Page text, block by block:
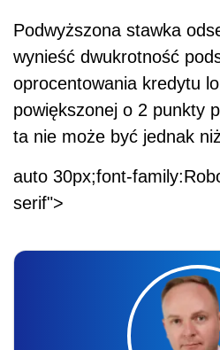
Podwyższona stawka
wynieść dwukrotność
oprocentowania kredytu
powiększonej o 2 punkty
ta nie może być jednak
auto 30px;font-
serif">